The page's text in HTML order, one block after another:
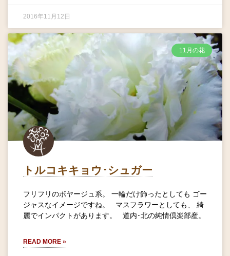
2016年11月12日
11月の花
トルコキキョウ･シュガー
フリフリのボヤージュ系。 一輪だけ飾ったとしても ゴー
ジャスなイメージですね。 マスフラワーとしても、 綺
麗でインパクトがあります。 道内･北の純情倶楽部産。
READ MORE »